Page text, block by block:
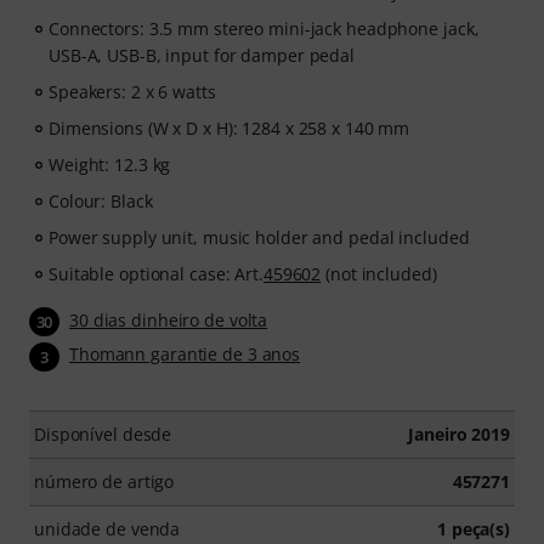
subscription ends automatically after expiration.
Connectors: 3.5 mm stereo mini-jack headphone jack,
USB-A, USB-B, input for damper pedal
Speakers: 2 x 6 watts
Dimensions (W x D x H): 1284 x 258 x 140 mm
Weight: 12.3 kg
Colour: Black
Power supply unit, music holder and pedal included
Suitable optional case: Art.459602 (not included)
30 30 dias dinheiro de volta
3 Thomann garantie de 3 anos
Disponível desde Janeiro 2019
número de artigo 457271
unidade de venda 1 peça(s)